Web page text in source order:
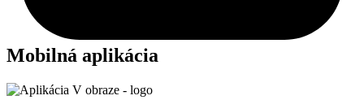
Mobilná aplikácia